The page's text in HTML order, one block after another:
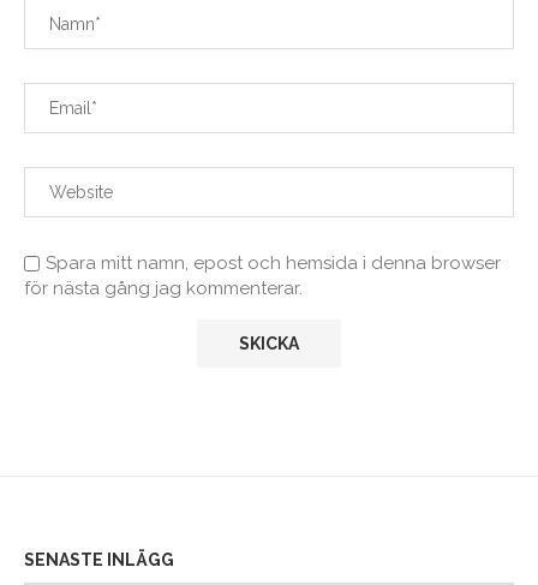
Spara mitt namn, epost och hemsida i denna browser
för nästa gång jag kommenterar.
SENASTE INLÄGG